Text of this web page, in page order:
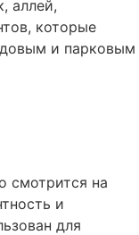
аллей,
которые
и парковым
смотрится на
и
для